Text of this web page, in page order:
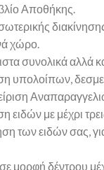
Αποθήκης.
χώρο.
συνολικά αλλά
υπολοίπων,
με μέχρι
των ειδών σας,
μορφή δέντρου